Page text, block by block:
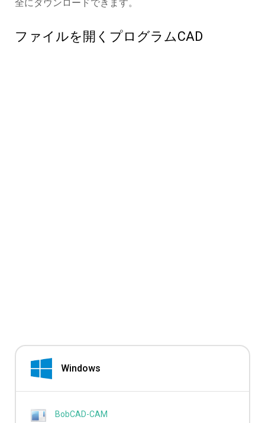
全にダウンロードできます。
ファイルを開くプログラムCAD
Windows
BobCAD-CAM